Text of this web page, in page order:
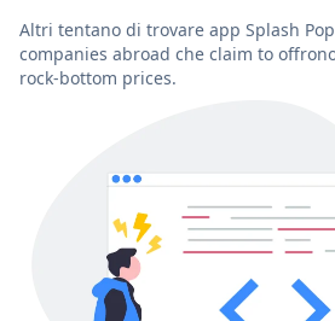
Altri tentano di trovare app Splash
companies abroad che claim to
rock-bottom prices.